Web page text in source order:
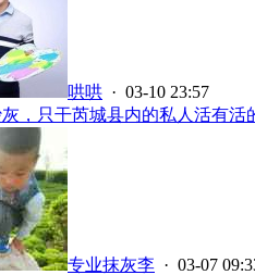
哄哄 · 03-10 23:57
，只干芮城县内的私人活有活
专业抹灰李 · 03-07